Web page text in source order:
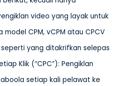
video yang layak untuk
CPM, vCPM atau CPCV
yang ditakrifkan selepas
Klik (“CPC”): Pengiklan
setiap kali pelawat ke